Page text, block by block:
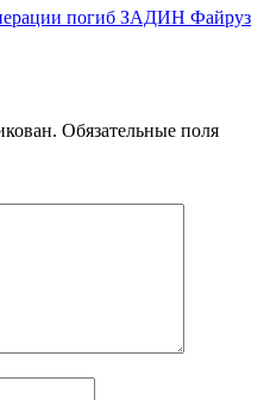
погиб ЗАДИН Файруз
Обязательные поля